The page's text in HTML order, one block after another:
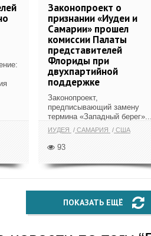
Законопроект о
признании «Иудеи и
Самарии» прошел
комиссии Палаты
представителей
Флориды при
двухпартийной
поддержке
Законопроект,
предписывающий замену
термина «Западный
ИУДЕЯ САМАРИЯ США
93
ПОКАЗАТЬ ЕЩЁ